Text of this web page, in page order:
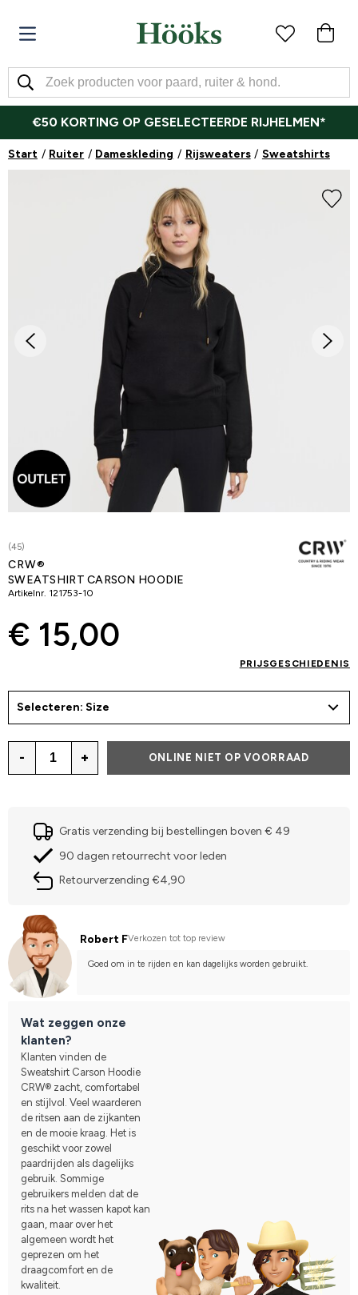
€50 KORTING OP GESELECTEERDE RIJHELMEN*
Start Ruiter Dameskleding Rijsweaters Sweatshirts
(45)
CRW®
SWEATSHIRT CARSON HOODIE
Artikelnr. 121753-10
€ 15,00
PRIJSGESCHIEDENIS
Selecteren: Size
- + ONLINE NIET OP VOORRAAD
Gratis verzending bij bestellingen boven € 49
90 dagen retourrecht voor leden
Retourverzending €4,90
Robert FVerkozen tot top review
Goed om in te rijden en kan dagelijks worden gebruikt.
Wat zeggen onze
klanten?
Klanten vinden de
Sweatshirt Carson Hoodie
CRW® zacht, comfortabel
en stijlvol. Veel waarderen
de ritsen aan de zijkanten
en de mooie kraag. Het is
geschikt voor zowel
paardrijden als dagelijks
gebruik. Sommige
gebruikers melden dat de
rits na het wassen kapot kan
gaan, maar over het
algemeen wordt het
geprezen om het
draagcomfort en de
kwaliteit.